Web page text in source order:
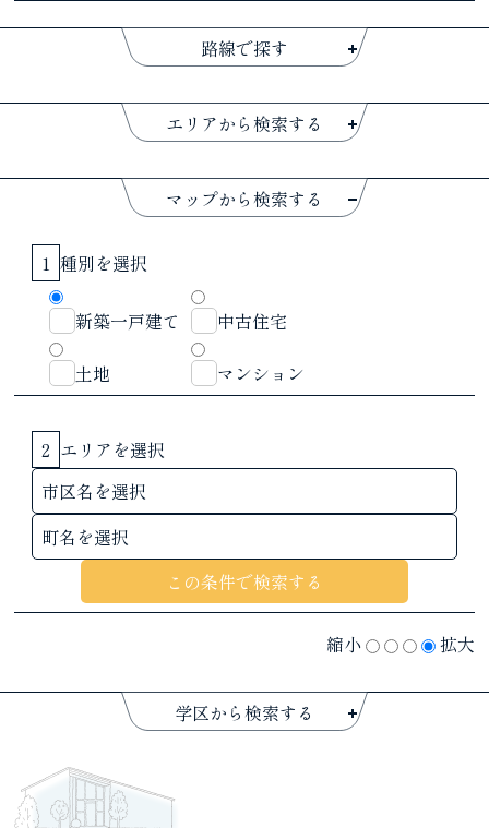
路線で探す
エリアから検索する
マップから検索する
1 種別を選択
新築一戸建て
中古住宅
土地
マンション
2 エリアを選択
縮小 拡大
学区から検索する